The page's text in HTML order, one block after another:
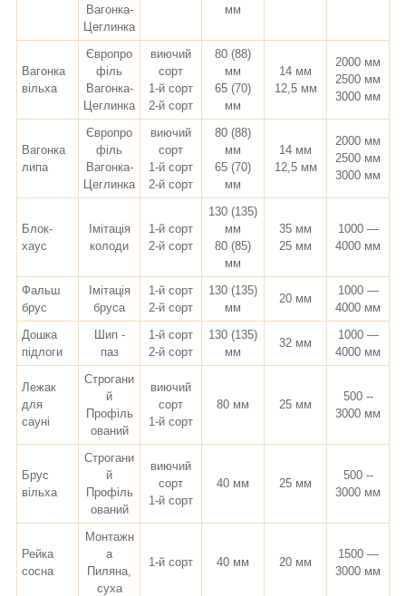
Вагонка-
Цеглинка
мм
Вагонка
вільха
Європро
філь
Вагонка-
Цеглинка
виючий
сорт
1-й сорт
2-й сорт
80 (88)
мм
65 (70)
мм
14 мм
12,5 мм
2000 мм
2500 мм
3000 мм
Вагонка
липа
Європро
філь
Вагонка-
Цеглинка
виючий
сорт
1-й сорт
2-й сорт
80 (88)
мм
65 (70)
мм
14 мм
12,5 мм
2000 мм
2500 мм
3000 мм
Блок-
хаус
Імітація
колоди
1-й сорт
2-й сорт
130 (135)
мм
80 (85)
мм
35 мм
25 мм
1000 —
4000 мм
Фальш
брус
Імітація
бруса
1-й сорт
2-й сорт
130 (135)
мм
20 мм
1000 —
4000 мм
Дошка
підлоги
Шип -
паз
1-й сорт
2-й сорт
130 (135)
мм
32 мм
1000 —
4000 мм
Лежак
для
сауні
Строгани
й
Профіль
ований
виючий
сорт
1-й сорт
80 мм 25 мм
500 --
3000 мм
Брус
вільха
Строгани
й
Профіль
ований
виючий
сорт
1-й сорт
40 мм 25 мм
500 --
3000 мм
Рейка
сосна
Монтажн
а
Пиляна,
суха
1-й сорт 40 мм 20 мм
1500 —
3000 мм